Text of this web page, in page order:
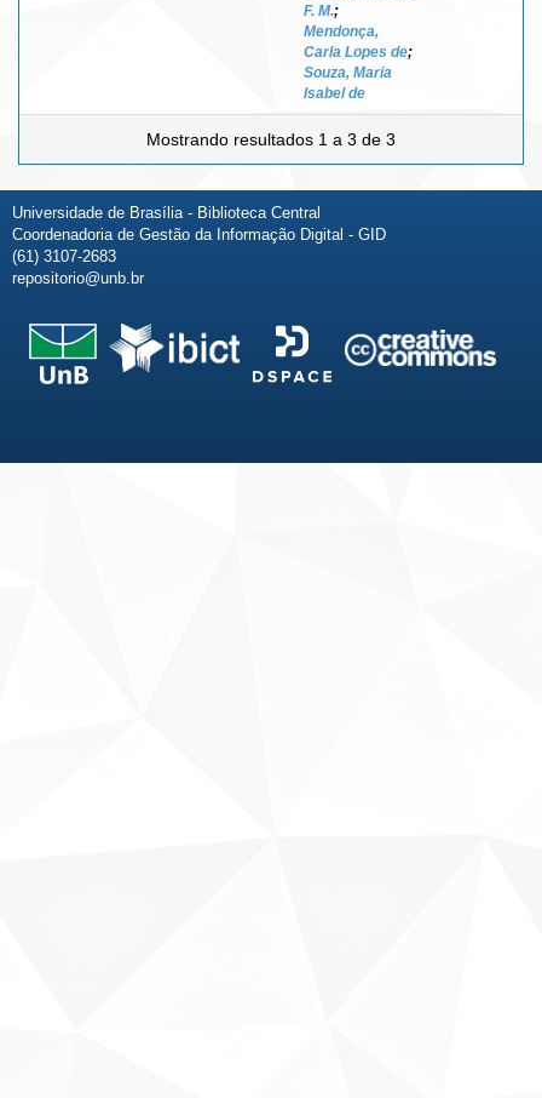
F. M.;
Mendonça,
Carla Lopes de;
Souza, Maria
Isabel de
Mostrando resultados 1 a 3 de 3
Universidade de Brasília - Biblioteca Central
Coordenadoria de Gestão da Informação Digital - GID
(61) 3107-2683
repositorio@unb.br